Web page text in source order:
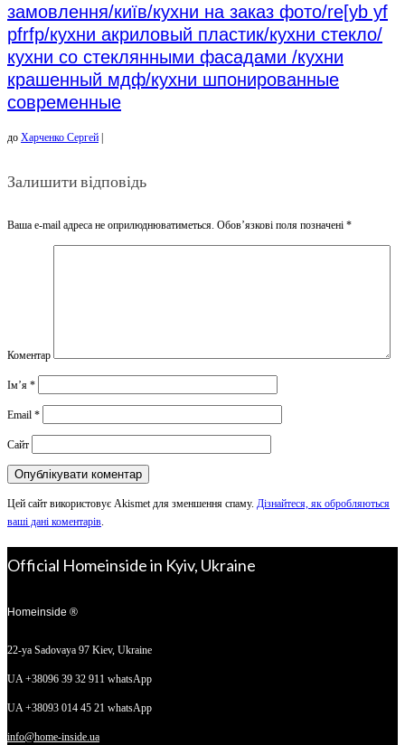
замовлення/київ/кухни на заказ фото/re[yb yf
pfrfp/кухни акриловый пластик/кухни стекло/
кухни со стеклянными фасадами /кухни
крашенный мдф/кухни шпонированные
современные
до Харченко Сергей
Залишити відповідь
Ваша e-mail адреса не оприлюднюватиметься. Обов’язкові поля позначені *
Коментар
Ім’я *
Email *
Сайт
Цей сайт використовує Akismet для зменшення спаму. Дізнайтеся, як обробляються
ваші дані коментарів.
Official Homeinside in Kyiv, Ukraine
Homeinside ®
22-ya Sadovaya 97 Kiev, Ukraine
UA +38096 39 32 911 whatsApp
UA +38093 014 45 21 whatsApp
info@home-inside.ua